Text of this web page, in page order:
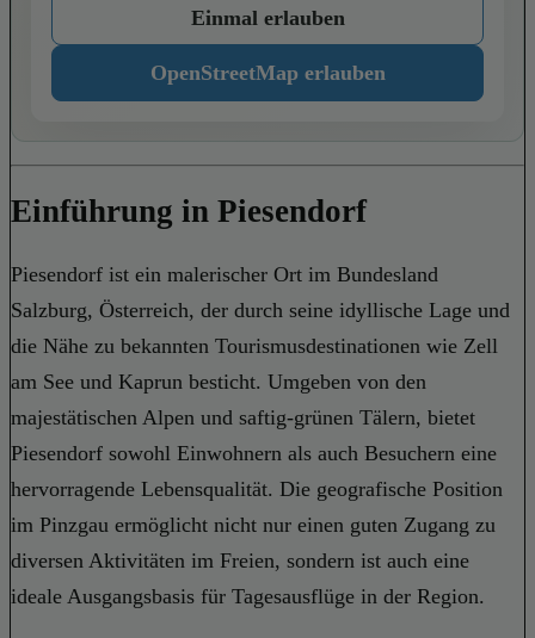
Einmal erlauben
OpenStreetMap erlauben
Einführung in Piesendorf
Piesendorf ist ein malerischer Ort im Bundesland
Salzburg, Österreich, der durch seine idyllische Lage und
die Nähe zu bekannten Tourismusdestinationen wie Zell
am See und Kaprun besticht. Umgeben von den
majestätischen Alpen und saftig-grünen Tälern, bietet
Piesendorf sowohl Einwohnern als auch Besuchern eine
hervorragende Lebensqualität. Die geografische Position
im Pinzgau ermöglicht nicht nur einen guten Zugang zu
diversen Aktivitäten im Freien, sondern ist auch eine
ideale Ausgangsbasis für Tagesausflüge in der Region.